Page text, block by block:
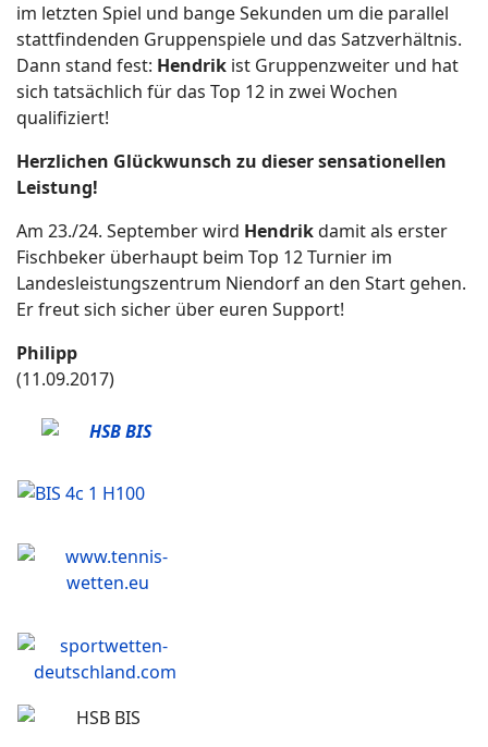
im letzten Spiel und bange Sekunden um die parallel
stattfindenden Gruppenspiele und das Satzverhältnis.
Dann stand fest: Hendrik ist Gruppenzweiter und hat
sich tatsächlich für das Top 12 in zwei Wochen
qualifiziert!
Herzlichen Glückwunsch zu dieser sensationellen
Leistung!
Am 23./24. September wird Hendrikdamit als erster
Fischbeker überhaupt beim Top 12 Turnier im
Landesleistungszentrum Niendorf an den Start gehen.
Er freut sich sicher über euren Support!
Philipp
(11.09.2017)